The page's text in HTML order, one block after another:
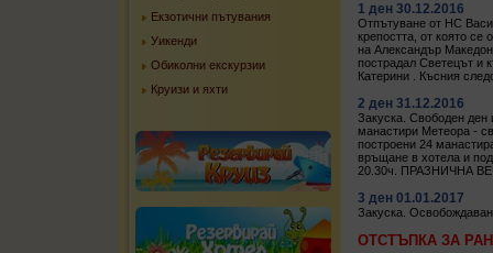
Екзотични пътувания
Уикенди
Обиколни екскурзии
Круизи и яхти
1 ден 30.12.2016
Отпътуване от НС
крепостта, от която се
на Александър
пострадал Светецът и
Катерини . Късния
2 ден 31.12.2016
Закуска. Свободен ден
манастири Метеора -
построени 24
връщане в хотела и
20.30ч. ПРАЗНИЧНА
3 ден 01.01.2017
Закуска.
ОТСТЪПКА ЗА